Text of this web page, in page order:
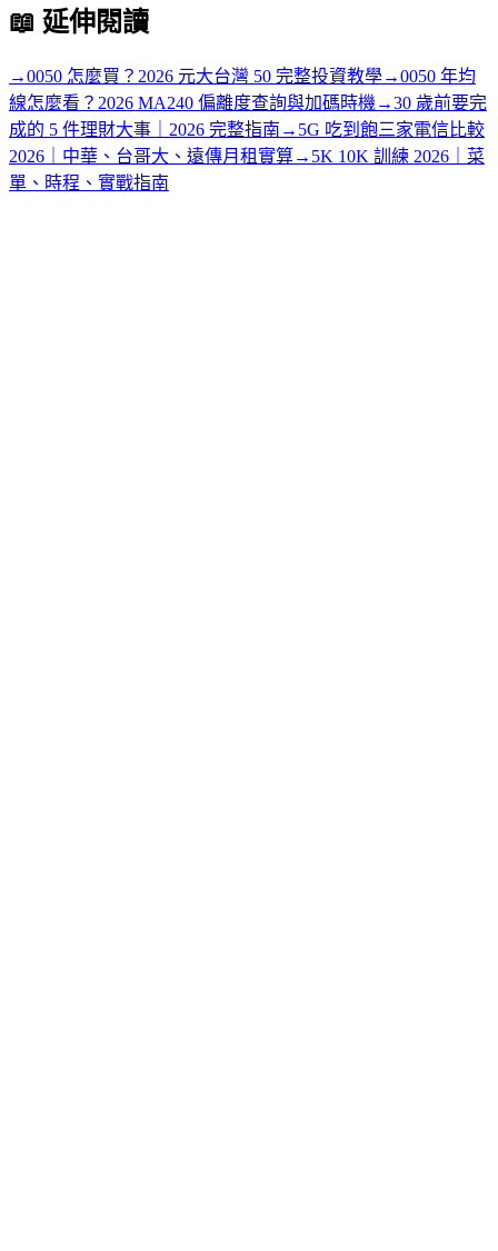
📖 延伸閱讀
→0050 怎麼買？2026 元大台灣 50 完整投資教學→0050 年均
線怎麼看？2026 MA240 偏離度查詢與加碼時機 →30 歲前要完
成的 5 件理財大事｜2026 完整指南 → 5G 吃到飽三家電信比較
2026｜中華、台哥大、遠傳月租實算→ 5K 10K 訓練 2026｜菜
單、時程、實戰指南